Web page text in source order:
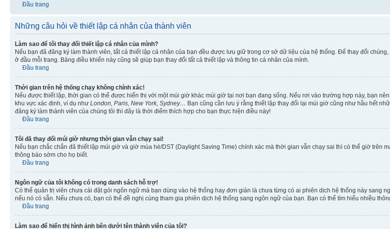
Đầu trang
Những câu hỏi về thiết lập cá nhân của thành viên
Làm sao để tôi thay đổi thiết lập cá nhân của mình?
Nếu bạn đã đăng ký làm thành viên, tất cả thiết lập cá nhân của bạn đều được lưu giữ trong cơ sở dữ liệu của hệ thống. Để thay đổi
ở đầu mỗi trang. Bảng điều khiển này cũng sẽ giúp bạn thay đổi tất cả thiết lập và thông tin cá nhân của mình.
Đầu trang
Thời gian trên hệ thống chạy không chính xác!
Nếu được thiết lập, thời gian có thể được hiển thị với một múi giờ khác múi giờ tại nơi bạn đang sống. Nếu rơi vào trường hợp này, bạn
khu vực xác định, ví dụ như London, Paris, New York, Sydney… Bạn cũng cần lưu ý rằng thiết lập thay đổi lại múi giờ cũng như hầu hết
đăng ký làm thành viên của chúng tôi thì đây là thời điểm thích hợp cho bạn thực hiện điều này!
Đầu trang
Tôi đã thay đổi múi giờ nhưng thời gian vẫn chạy sai!
Nếu bạn chắc chắn đã thiết lập múi giờ và giờ mùa hè/DST (Daylight Saving Time) chính xác mà thời gian vẫn chạy sai thì có thể giờ
thông báo sớm cho họ biết.
Đầu trang
Ngôn ngữ của tôi không có trong danh sách hỗ trợ!
Có thể quản trị viên chưa cài đặt gói ngôn ngữ mà bạn dùng vào hệ thống hay đơn giản là chưa từng có ai phiên dịch hệ thống này sang
nếu nó có sẵn. Nếu chưa có, bạn có thể đề nghị cùng tham gia phiên dịch hệ thống sang ngôn ngữ của bạn. Bạn có thể tìm hiểu nhiều
Đầu trang
Làm sao để hiển thị hình ảnh bên dưới tên thành viên của tôi?